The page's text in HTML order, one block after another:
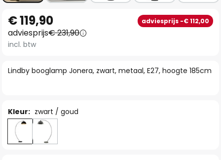
naar
het
begin
de
Lindby booglamp Jonera, zwart, metaal, E27, hoogte 185cm
€ 119,90 adviesprijs -€ 112,00
adviesprijs€ 231,90
incl. btw
Kleur: zwart / goud